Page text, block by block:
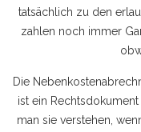
tatsächlich zu den
zahlen noch immer
Die
ist ein
man sie verstehen,